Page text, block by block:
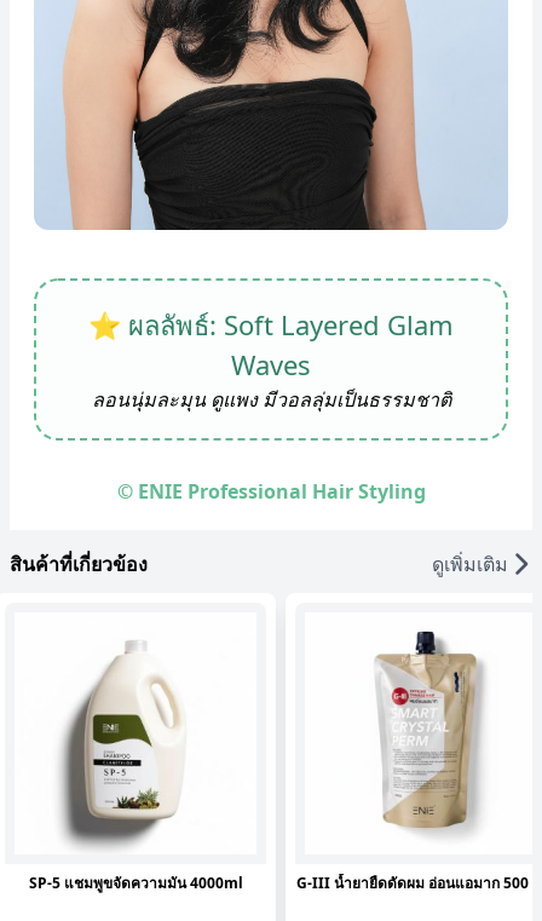
⭐ ผลลัพธ์: Soft Layered Glam
Waves
ลอนนุ่มละมุน ดูแพง มีวอลลุ่มเป็นธรรมชาติ
© ENIE Professional Hair Styling
สินค้าที่เกี่ยวข้อง ดูเพิ่มเติม
SP-5 แชมพูขจัดความมัน 4000ml G-III น้ำยายืดดัดผม อ่อนแอมาก 500